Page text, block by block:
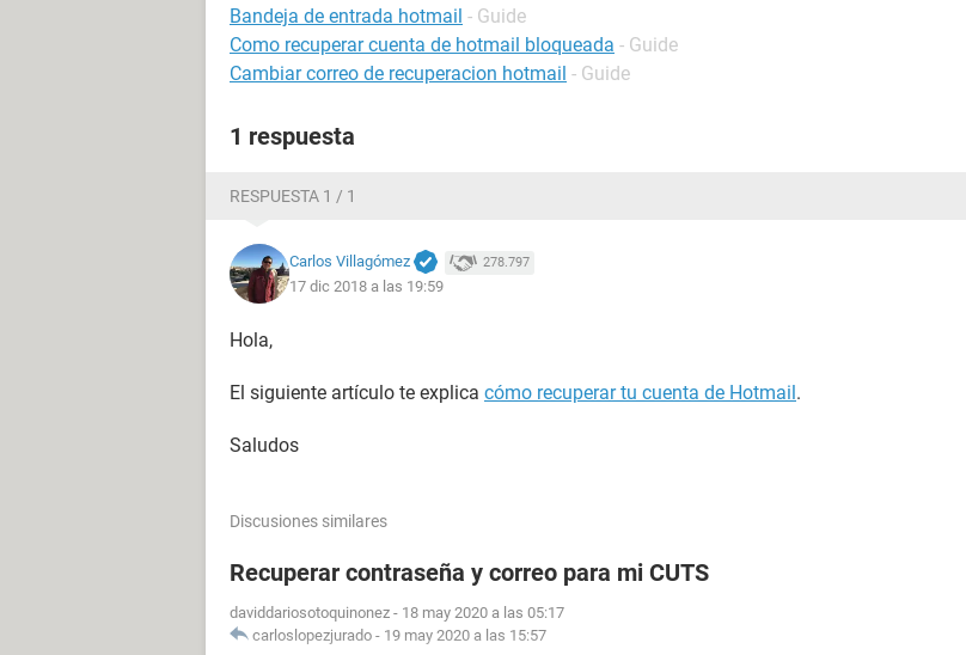
Bandeja de entrada hotmail - Guide
Como recuperar cuenta de hotmail bloqueada - Guide
Cambiar correo de recuperacion hotmail - Guide
1 respuesta
RESPUESTA 1 / 1
Carlos Villagómez 278.797
17 dic 2018 a las 19:59
Hola,
El siguiente artículo te explica cómo recuperar tu cuenta de Hotmail.
Saludos
Discusiones similares
Recuperar contraseña y correo para mi CUTS
daviddariosotoquinonez - 18 may 2020 a las 05:17
carloslopezjurado - 19 may 2020 a las 15:57